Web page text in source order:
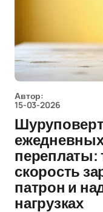
Автор:
15-03-2026
переплаты:
скорость
патрон и
нагрузках